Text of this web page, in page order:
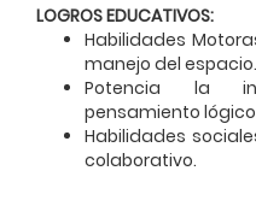
LOGROS EDUCATIVOS:
Habilidades
manejo del espacio.
Potencia la
pensamiento
Habilidades
colaborativo.